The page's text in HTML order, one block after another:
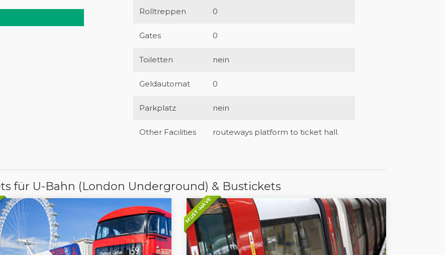
Rolltreppen 0
Gates 0
Toiletten nein
Geldautomat 0
Parkplatz nein
Other Facilities routeways platform to ticket hall.
für U-Bahn (London Underground) & Bustickets
MUST-HAVE